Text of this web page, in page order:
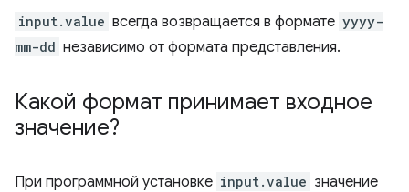
input.value всегда возвращается в формате yyyy-
mm-dd независимо от формата представления.
Какой формат принимает входное
значение?
При программной установке input.value значение